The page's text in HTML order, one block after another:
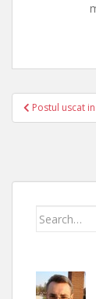
în
Postul uscat
Search